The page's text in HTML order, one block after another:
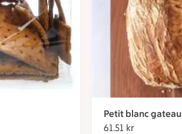
Petit blanc gateau
61.51 kr